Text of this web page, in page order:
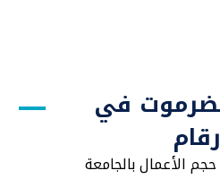
في
الأعمال بالجامعة